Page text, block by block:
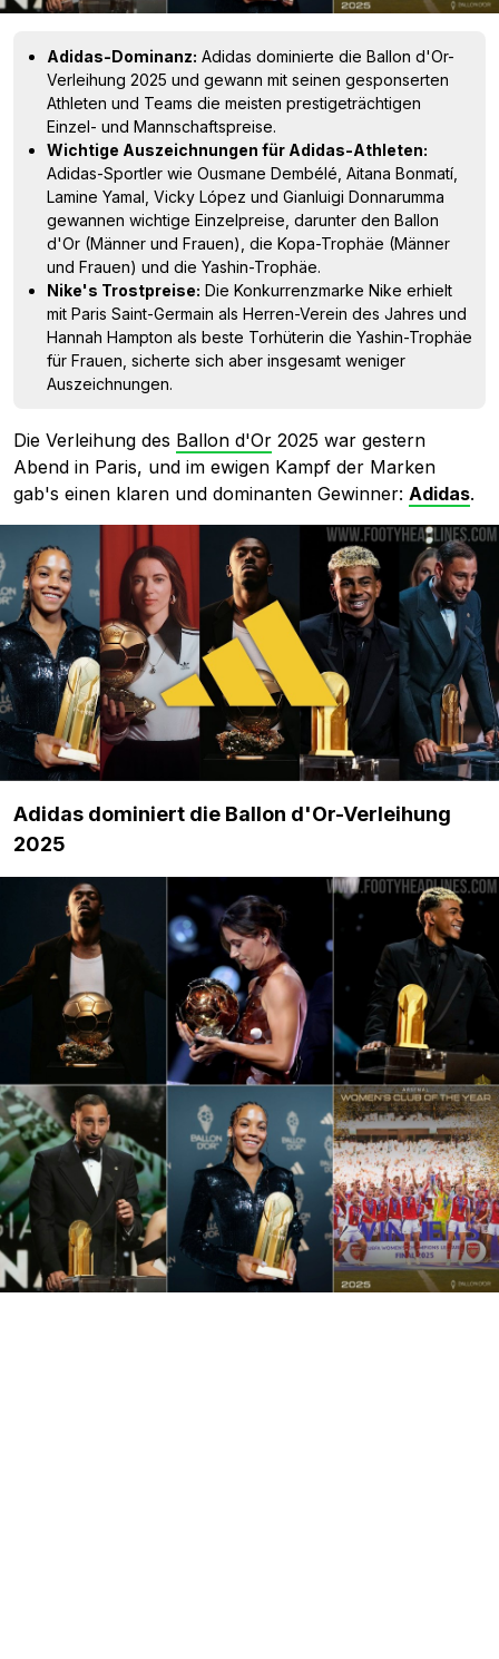
Adidas-Dominanz: Adidas dominierte die Ballon d'Or-
Verleihung 2025 und gewann mit seinen gesponserten
Athleten und Teams die meisten prestigeträchtigen
Einzel- und Mannschaftspreise.
Wichtige Auszeichnungen für Adidas-Athleten:
Adidas-Sportler wie Ousmane Dembélé, Aitana Bonmatí,
Lamine Yamal, Vicky López und Gianluigi Donnarumma
gewannen wichtige Einzelpreise, darunter den Ballon
d'Or (Männer und Frauen), die Kopa-Trophäe (Männer
und Frauen) und die Yashin-Trophäe.
Nike's Trostpreise: Die Konkurrenzmarke Nike erhielt
mit Paris Saint-Germain als Herren-Verein des Jahres und
Hannah Hampton als beste Torhüterin die Yashin-Trophäe
für Frauen, sicherte sich aber insgesamt weniger
Auszeichnungen.
Die Verleihung des Ballon d'Or 2025 war gestern
Abend in Paris, und im ewigen Kampf der Marken
gab's einen klaren und dominanten Gewinner: Adidas.
Adidas dominiert die Ballon d'Or-Verleihung
2025